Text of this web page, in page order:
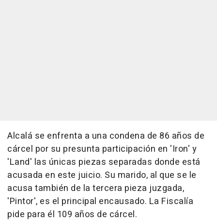
Alcalá se enfrenta a una condena de 86 años de
cárcel por su presunta participación en 'Iron' y
'Land' las únicas piezas separadas donde está
acusada en este juicio. Su marido, al que se le
acusa también de la tercera pieza juzgada,
'Pintor', es el principal encausado. La Fiscalía
pide para él 109 años de cárcel.